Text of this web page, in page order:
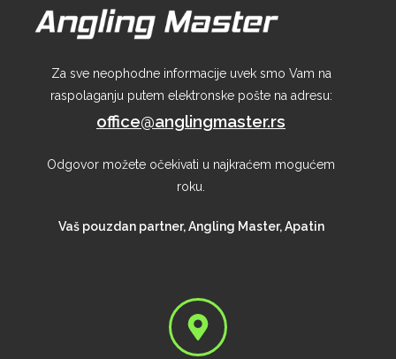
Za sve neophodne informacije uvek smo Vam na
raspolaganju putem elektronske pošte na adresu:
office@anglingmaster.rs
Odgovor možete očekivati u najkraćem mogućem
roku.
Vaš pouzdan partner, Angling Master, Apatin